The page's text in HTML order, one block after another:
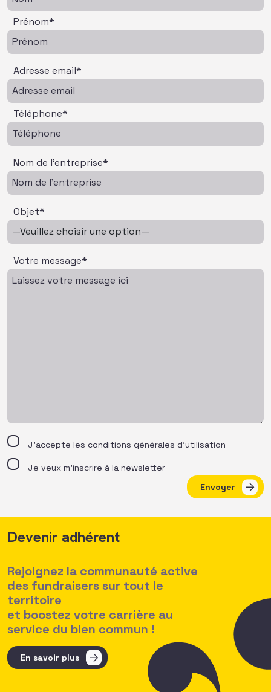
Prénom*
Adresse email*
Téléphone*
Nom de l'entreprise*
Objet*
Votre message*
J’accepte les conditions générales d’utilisation
Je veux m'inscrire à la newsletter
Envoyer
Devenir adhérent
Rejoignez la communauté active
des fundraisers sur tout le
territoire
et boostez votre carrière au
service du bien commun !
En savoir plus